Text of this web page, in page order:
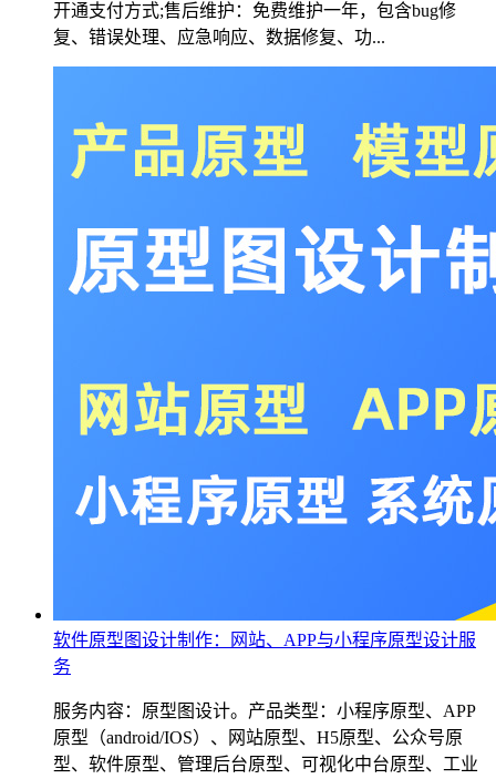
开通支付方式;售后维护：免费维护一年，包含bug修
复、错误处理、应急响应、数据修复、功...
软件原型图设计制作：网站、APP与小程序原型设计服
务
服务内容：原型图设计。产品类型：小程序原型、APP
原型（android/IOS）、网站原型、H5原型、公众号原
型、软件原型、管理后台原型、可视化中台原型、工业